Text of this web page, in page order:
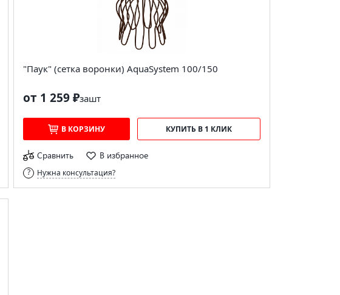
"Паук" (сетка воронки) AquaSystem 100/150
от 1 259 ₽зашт
В КОРЗИНУ КУПИТЬ В 1 КЛИК
Сравнить В избранное
Нужна консультация?